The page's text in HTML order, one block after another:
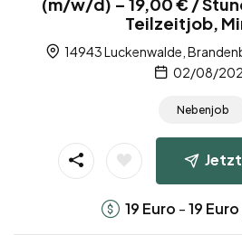
(m/w/d) – 19,00 € /
Teilzeitjob,
14943 Luckenwalde,
02/08/
Nebenjob
19 Euro -19 Euro